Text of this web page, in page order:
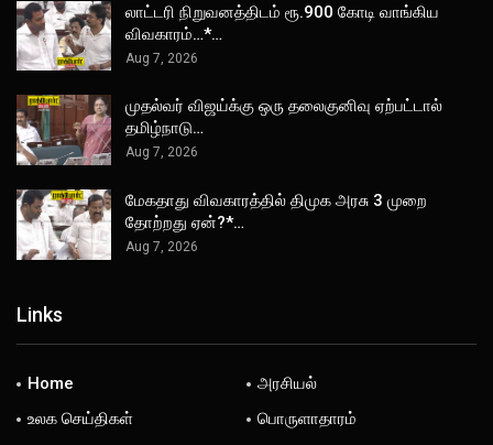
லாட்டரி நிறுவனத்திடம் ரூ.900 கோடி வாங்கிய
விவகாரம்…*…
Aug 7, 2026
முதல்வர் விஜய்க்கு ஒரு தலைகுனிவு ஏற்பட்டால்
தமிழ்நாடு…
Aug 7, 2026
மேகதாது விவகாரத்தில் திமுக அரசு 3 முறை
தோற்றது ஏன்?*…
Aug 7, 2026
Links
Home
அரசியல்
உலக செய்திகள்
பொருளாதாரம்